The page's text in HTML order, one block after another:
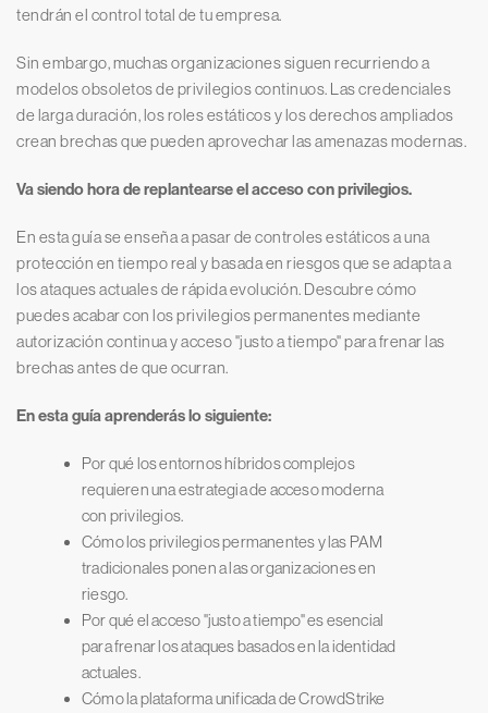
tendrán el control total de tu empresa.
Sin embargo, muchas organizaciones siguen recurriendo a
modelos obsoletos de privilegios continuos. Las credenciales
de larga duración, los roles estáticos y los derechos ampliados
crean brechas que pueden aprovechar las amenazas modernas.
Va siendo hora de replantearse el acceso con privilegios.
En esta guía se enseña a pasar de controles estáticos a una
protección en tiempo real y basada en riesgos que se adapta a
los ataques actuales de rápida evolución. Descubre cómo
puedes acabar con los privilegios permanentes mediante
autorización continua y acceso "justo a tiempo" para frenar las
brechas antes de que ocurran.
En esta guía aprenderás lo siguiente:
Por qué los entornos híbridos complejos
requieren una estrategia de acceso moderna
con privilegios.
Cómo los privilegios permanentes y las PAM
tradicionales ponen a las organizaciones en
riesgo.
Por qué el acceso "justo a tiempo" es esencial
para frenar los ataques basados en la identidad
actuales.
Cómo la plataforma unificada de CrowdStrike